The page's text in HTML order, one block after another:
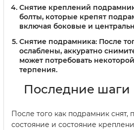
Снятие креплений
болты, которые крепят
включая боковые и
Снятие подрамника: После
ослаблены, аккуратно
может потребовать
терпения.
Последние шаги
После того как подрамник снят,
состояние и состояние